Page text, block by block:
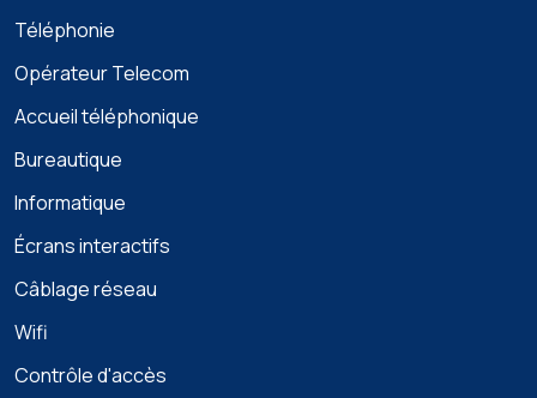
Téléphonie
Opérateur Telecom
Accueil téléphonique
Bureautique
Informatique
Écrans interactifs
Câblage réseau
Wifi
Contrôle d'accès